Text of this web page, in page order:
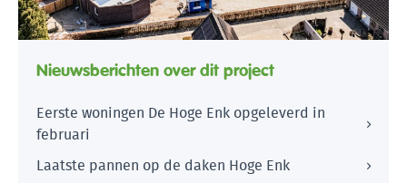
Nieuwsberichten over dit project
Eerste woningen De Hoge Enk opgeleverd in
februari
Laatste pannen op de daken Hoge Enk